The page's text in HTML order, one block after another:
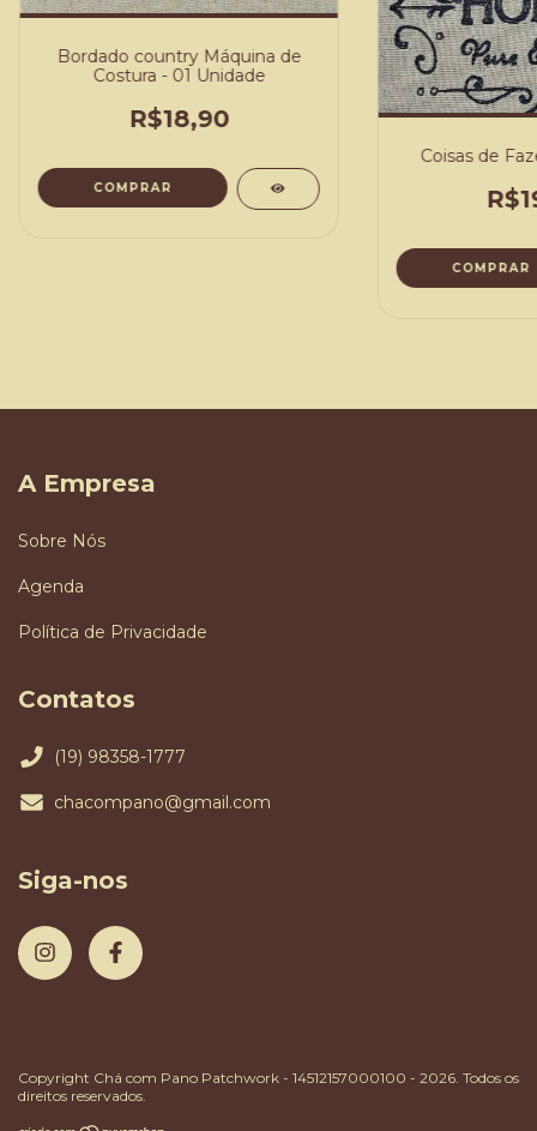
Bordado country Máquina de
Costura - 01 Unidade
R$18,90
COMPRAR
Coisas de
COMPRAR
A Empresa
Sobre Nós
Agenda
Política de Privacidade
Contatos
(19) 98358-1777
chacompano@gmail.com
Siga-nos
Copyright Chá com Pano Patchwork - 14512157000100 - 2026. Todos os
direitos reservados.